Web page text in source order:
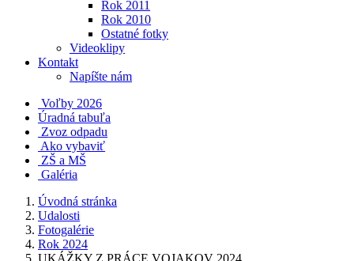
Rok 2011
Rok 2010
Ostatné fotky
Videoklipy
Kontakt
Napíšte nám
Voľby 2026
Úradná tabuľa
Zvoz odpadu
Ako vybaviť
ZŠ a MŠ
Galéria
Úvodná stránka
Udalosti
Fotogalérie
Rok 2024
UKÁŽKY Z PRÁCE VOJAKOV 2024